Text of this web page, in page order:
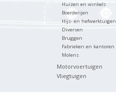
Huizen en winkels
Boerderijen
Hijs- en hefwerktuigen
Diversen
Bruggen
Fabrieken en kantoren
Molens
Motorvoertuigen
Vliegtuigen